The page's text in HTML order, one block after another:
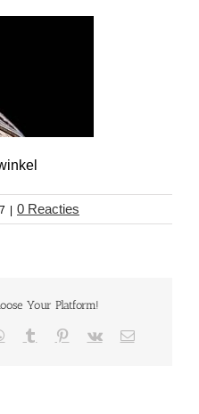
0 Reacties
Your Platform!
WhatsApp
Tumblr Pinterest
Vk
E-